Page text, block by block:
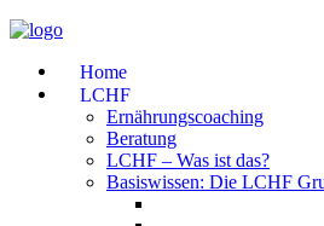
Home
LCHF
Ernährungscoaching
Beratung
LCHF – Was ist das?
Basiswissen: Die LCHF